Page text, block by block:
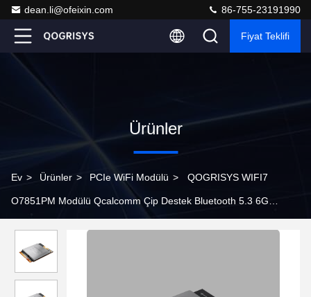
dean.li@ofeixin.com 86-755-23191990
Fiyat Teklifi
Ürünler
Ev > Ürünler > PCIe WiFi Modülü > QOGRISYS WIFI7
O7851PM Modülü Qcalcomm Çip Destek Bluetooth 5.3 6G